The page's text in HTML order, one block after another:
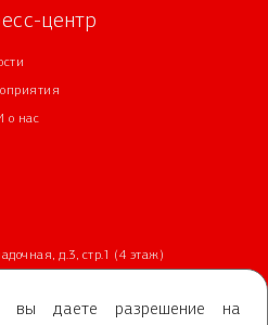
центр
о нас
д.3, стр.1 (4 этаж)
вы даете разрешение на